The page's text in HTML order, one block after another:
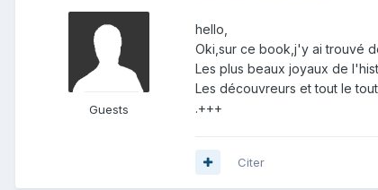
Guests
hello,
Oki,sur ce book,j'y ai trouvé
Les plus beaux joyaux de
Les découvreurs et tout le
.+++
Citer